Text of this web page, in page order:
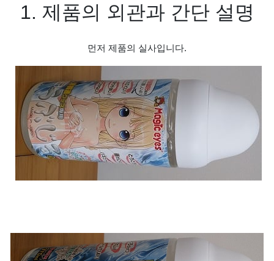
1. 제품의 외관과 간단 설명
먼저 제품의 실사입니다.